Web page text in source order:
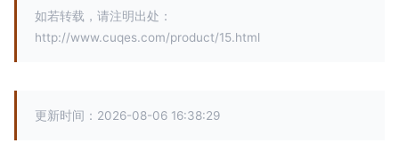
如若转载，请注明出处：
http://www.cuqes.com/product/15.html
更新时间：2026-08-06 16:38:29